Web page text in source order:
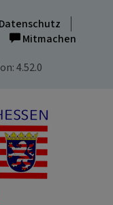
Datenschutz
Mitmachen
4.52.0